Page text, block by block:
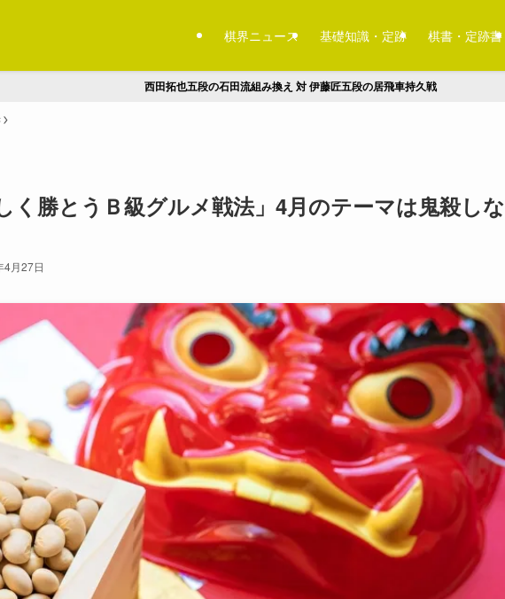
棋界ニュース 基礎知識・定跡 棋書・定跡書
西田拓也五段の石田流組み換え 対 伊藤匠五段の居飛車持久戦
く勝とうＢ級グルメ戦法」4月のテーマは鬼殺しな
4月27日